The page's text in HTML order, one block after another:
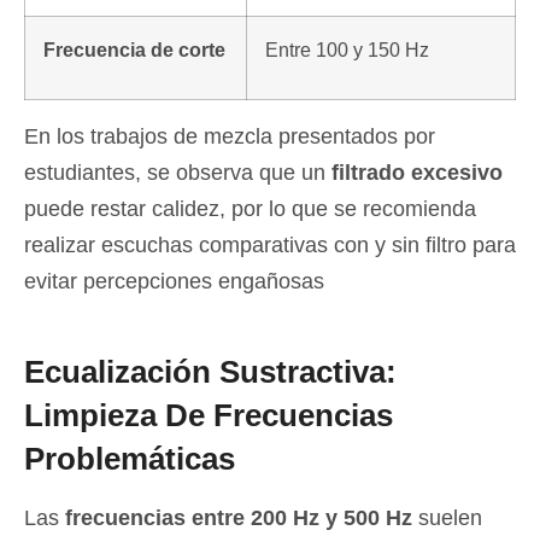
Frecuencia de corte Entre 100 y 150 Hz
En los trabajos de mezcla presentados por
estudiantes, se observa que un filtrado excesivo
puede restar calidez, por lo que se recomienda
realizar escuchas comparativas con y sin filtro para
evitar percepciones engañosas
Ecualización Sustractiva:
Limpieza De Frecuencias
Problemáticas
Las frecuencias entre 200 Hz y 500 Hz suelen